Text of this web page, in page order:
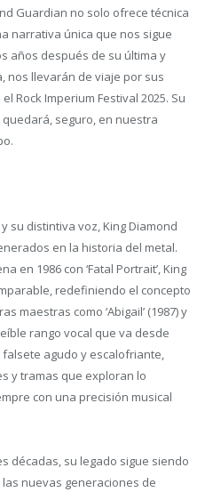
Guardian no solo ofrece técnica
narrativa única que nos sigue
años después de su última y
nos llevarán de viaje por sus
Rock Imperium Festival 2025. Su
seguro, en nuestra
su distintiva voz, King Diamond
en la historia del metal.
en 1986 con ‘Fatal Portrait’, King
redefiniendo el concepto
maestras como ‘Abigail’ (1987) y
rango vocal que va desde
agudo y escalofriante,
y tramas que exploran lo
con una precisión musical
décadas, su legado sigue siendo
nuevas generaciones de